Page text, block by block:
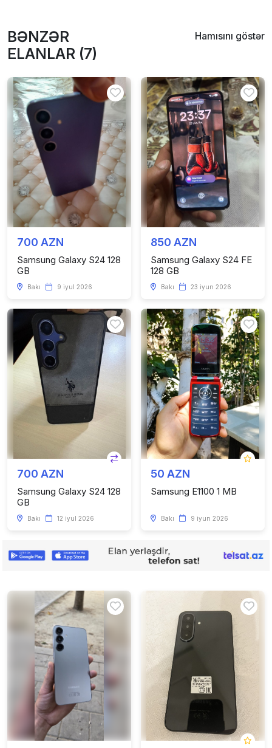
BƏNZƏR
ELANLAR (7)
Hamısını göstər
700 AZN
Samsung Galaxy S24 128
GB
Bakı 9 iyul 2026
850 AZN
Samsung Galaxy S24 FE
128 GB
Bakı 23 iyun 2026
700 AZN
Samsung Galaxy S24 128
GB
Bakı 12 iyul 2026
50 AZN
Samsung E1100 1 MB
Bakı 9 iyun 2026